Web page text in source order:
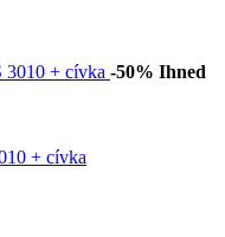
-50% Ihned
+ cívka